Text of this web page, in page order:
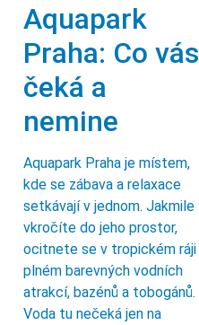
Aquapark
Praha: Co vás
čeká a
nemine
Aquapark Praha je místem,
kde se zábava a relaxace
setkávají v jednom. Jakmile
vkročíte do jeho prostor,
ocitnete se v tropickém ráji
plném barevných vodních
atrakcí, bazénů a tobogánů.
Voda tu nečeká jen na